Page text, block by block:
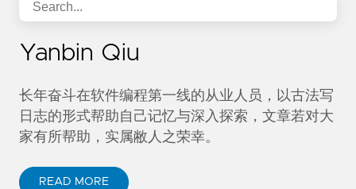
Yanbin Qiu
长年奋斗在软件编程第一线的从业人员，以古法写
日志的形式帮助自己记忆与深入探索，文章若对大
家有所帮助，实属敝人之荣幸。
READ MORE